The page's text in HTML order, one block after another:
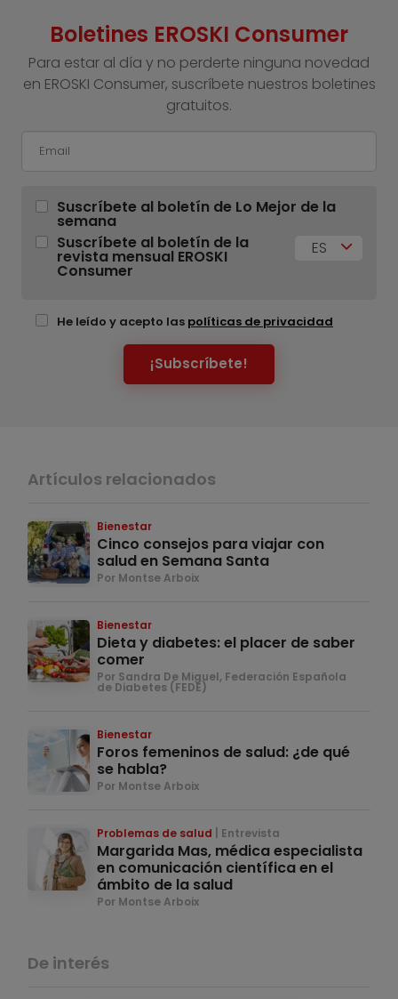
Boletines EROSKI Consumer
Para estar al día y no perderte ninguna novedad
en EROSKI Consumer, suscríbete nuestros boletines
gratuitos.
Suscríbete al boletín de Lo Mejor de la
semana
Suscríbete al boletín de la
revista mensual EROSKI
Consumer
ES
He leído y acepto las políticas de privacidad
¡Subscríbete!
Artículos relacionados
Bienestar
Cinco consejos para viajar con
salud en Semana Santa
Por Montse Arboix
Bienestar
Dieta y diabetes: el placer de saber
comer
Por Sandra De Miguel, Federación Española
de Diabetes (FEDE)
Bienestar
Foros femeninos de salud: ¿de qué
se habla?
Por Montse Arboix
Problemas de salud Entrevista
Margarida Mas, médica especialista
en comunicación científica en el
ámbito de la salud
Por Montse Arboix
De interés